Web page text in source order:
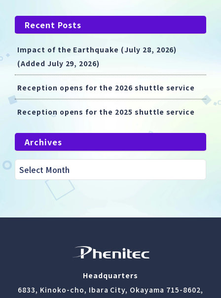
Recent Posts
Impact of the Earthquake (July 28, 2026)
(Added July 29, 2026)
Reception opens for the 2026 shuttle service
Reception opens for the 2025 shuttle service
Archives
Headquarters
6833, Kinoko-cho, Ibara City, Okayama 715-8602,